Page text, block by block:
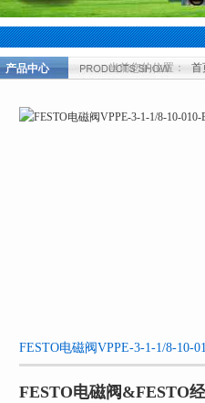
产品中心 当前您的位置： 首
FESTO电磁阀VPPE-3-1-1/8-10-
FESTO电磁阀&FESTO